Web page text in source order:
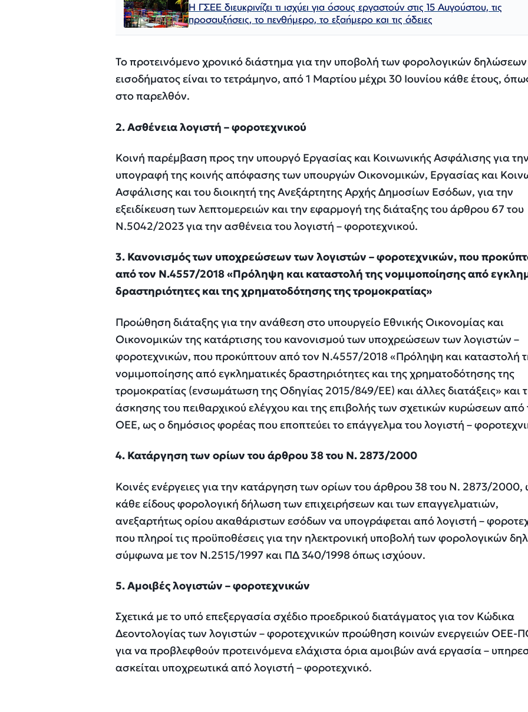
Η ΓΣΕΕ διευκρινίζει τι ισχύει για όσους εργαστούν στις 15 Αυγούστου, τις
προσαυξήσεις, το πενθήμερο, το εξαήμερο και τις άδειες
Το προτεινόμενο χρονικό διάστημα για την υποβολή των φορολογικών δηλώσεων
εισοδήματος είναι το τετράμηνο, από 1 Μαρτίου μέχρι 30 Ιουνίου κάθε έτους,
στο παρελθόν.
2. Ασθένεια λογιστή – φοροτεχνικού
Κοινή παρέμβαση προς την υπουργό Εργασίας και Κοινωνικής Ασφάλισης για την
υπογραφή της κοινής απόφασης των υπουργών Οικονομικών, Εργασίας και
Ασφάλισης και του διοικητή της Ανεξάρτητης Αρχής Δημοσίων Εσόδων, για την
εξειδίκευση των λεπτομερειών και την εφαρμογή της διάταξης του άρθρου 67 του
Ν.5042/2023 για την ασθένεια του λογιστή – φοροτεχνικού.
3. Κανονισμός των υποχρεώσεων των λογιστών – φοροτεχνικών, που
από τον Ν.4557/2018 «Πρόληψη και καταστολή της νομιμοποίησης από
δραστηριότητες και της χρηματοδότησης της τρομοκρατίας»
Προώθηση διάταξης για την ανάθεση στο υπουργείο Εθνικής Οικονομίας και
Οικονομικών της κατάρτισης του κανονισμού των υποχρεώσεων των λογιστών –
φοροτεχνικών, που προκύπτουν από τον Ν.4557/2018 «Πρόληψη και καταστολή
νομιμοποίησης από εγκληματικές δραστηριότητες και της χρηματοδότησης της
τρομοκρατίας (ενσωμάτωση της Οδηγίας 2015/849/EE) και άλλες διατάξεις» και
άσκησης του πειθαρχικού ελέγχου και της επιβολής των σχετικών κυρώσεων από
ΟΕΕ, ως ο δημόσιος φορέας που εποπτεύει το επάγγελμα του λογιστή –
4. Κατάργηση των ορίων του άρθρου 38 του Ν. 2873/2000
Κοινές ενέργειες για την κατάργηση των ορίων του άρθρου 38 του Ν. 2873/2000,
κάθε είδους φορολογική δήλωση των επιχειρήσεων και των επαγγελματιών,
ανεξαρτήτως ορίου ακαθάριστων εσόδων να υπογράφεται από λογιστή –
που πληροί τις προϋποθέσεις για την ηλεκτρονική υποβολή των φορολογικών
σύμφωνα με τον Ν.2515/1997 και ΠΔ 340/1998 όπως ισχύουν.
5. Αμοιβές λογιστών – φοροτεχνικών
Σχετικά με το υπό επεξεργασία σχέδιο προεδρικού διατάγματος για τον Κώδικα
Δεοντολογίας των λογιστών – φοροτεχνικών προώθηση κοινών ενεργειών ΟΕΕ-
για να προβλεφθούν προτεινόμενα ελάχιστα όρια αμοιβών ανά εργασία –
ασκείται υποχρεωτικά από λογιστή – φοροτεχνικό.